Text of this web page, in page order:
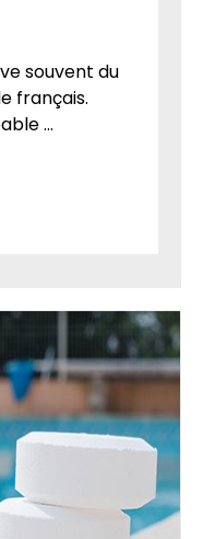
souvent du
français.
...